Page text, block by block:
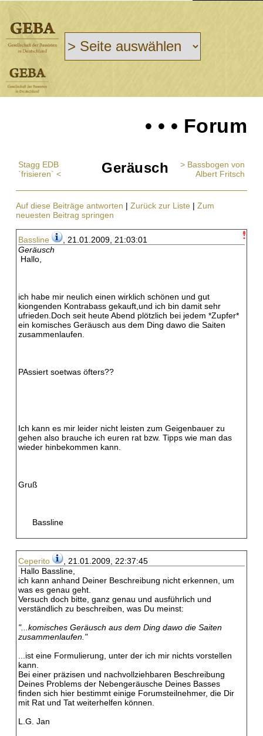
• • • Forum
Stagg EDB
`frisieren` <
Geräusch
> Bassbogen von
Albert Fritsch
Auf diese Beiträge antworten | Zurück zur Liste | Zum
neuesten Beitrag springen
Bassline
, 21.01.2009, 21:03:01
Geräusch
Hallo,
ich habe mir neulich einen wirklich schönen und gut
kiongenden Kontrabass gekauft,und ich bin damit sehr
ufrieden.Doch seit heute Abend plötzlich bei jedem *Zupfer*
ein komisches Geräusch aus dem Ding dawo die Saiten
zusammenlaufen.
PAssiert soetwas öfters??
Ich kann es mir leider nicht leisten zum Geigenbauer zu
gehen also brauche ich euren rat bzw. Tipps wie man das
wieder hinbekommen kann.
Gruß
Bassline
Ceperito
, 21.01.2009, 22:37:45
Hallo Bassline,
ich kann anhand Deiner Beschreibung nicht erkennen, um
was es genau geht.
Versuch doch bitte, ganz genau und ausführlich und
verständlich zu beschreiben, was Du meinst:
"...komisches Geräusch aus dem Ding dawo die Saiten
zusammenlaufen."
...ist eine Formulierung, unter der ich mir nichts vorstellen
kann.
Bei einer präzisen und nachvollziehbaren Beschreibung
Deines Problems der Nebengeräusche Deines Basses
finden sich hier bestimmt einige Forumsteilnehmer, die Dir
mit Rat und Tat weiterhelfen können.
L.G. Jan